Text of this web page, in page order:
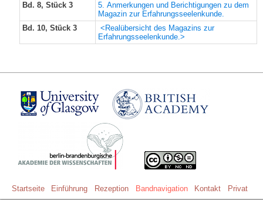
Bd. 8, Stück 3
5. Anmerkungen und Berichtigungen zu dem
Magazin zur Erfahrungsseelenkunde.
Bd. 10, Stück 3
<Realübersicht des Magazins zur
Erfahrungsseelenkunde.>
Startseite Einführung Rezeption Bandnavigation Kontakt Privat